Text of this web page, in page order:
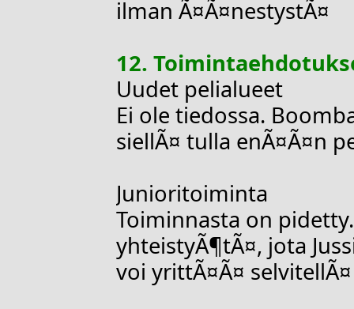
ilman Ã¤Ã¤nestystÃ¤
12.
Uudet pelialueet
Ei ole tiedossa.
siellÃ¤ tulla enÃ¤Ã¤n
Junioritoiminta
Toiminnasta on
yhteistyÃ¶tÃ¤, jota
voi yrittÃ¤Ã¤ selvitellÃ¤